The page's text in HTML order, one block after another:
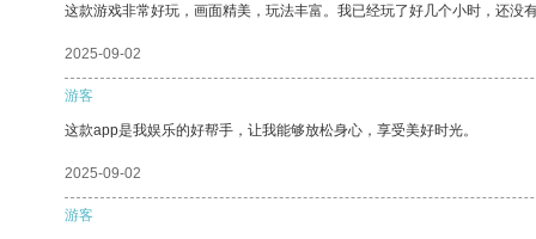
这款游戏非常好玩，画面精美，玩法丰富。我已经玩了好几个小时，还没有
2025-09-02
游客
这款app是我娱乐的好帮手，让我能够放松身心，享受美好时光。
2025-09-02
游客